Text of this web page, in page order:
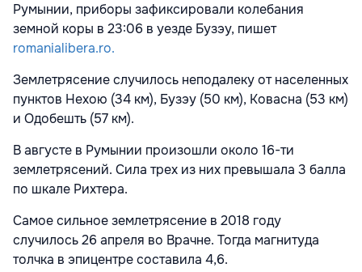
Румынии, приборы зафиксировали колебания
земной коры в 23:06 в уезде Бузэу, пишет
romanialibera.ro.
Землетрясение случилось неподалеку от населенных
пунктов Нехою (34 км), Бузэу (50 км), Ковасна (53 км)
и Одобешть (57 км).
В августе в Румынии произошли около 16-ти
землетрясений. Сила трех из них превышала 3 балла
по шкале Рихтера.
Самое сильное землетрясение в 2018 году
случилось 26 апреля во Врачне. Тогда магнитуда
толчка в эпицентре составила 4,6.